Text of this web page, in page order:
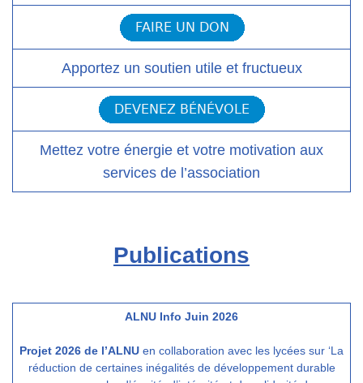
Apportez un soutien utile et fructueux
Mettez votre énergie et votre motivation aux
services de l’association
Publications
ALNU Info Juin 2026
Projet 2026 de l’ALNU en collaboration avec les lycées sur ‘La
réduction de certaines inégalités de développement durable